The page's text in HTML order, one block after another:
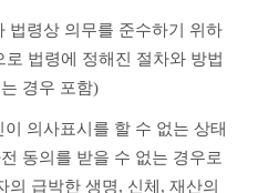
법령상 의무를 준수하기 위하
법령에 정해진 절차와 방법
경우 포함)
의사표시를 할 수 없는 상태
동의를 받을 수 없는 경우로
의 급박한 생명, 신체, 재산의